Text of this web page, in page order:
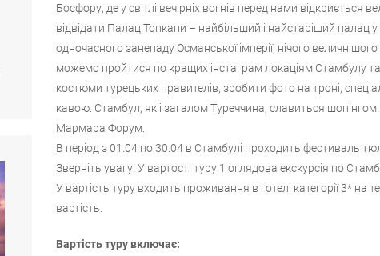
Босфору, де у світлі вечірніх вогнів перед нами
відвідати Палац Топкапи – найбільший і найстаріший палац
одночасного занепаду Османської імперії, нічого
можемо пройтися по кращих інстаграм локаціям Стамбулу
костюми турецьких правителів, зробити фото на троні,
кавою. Стамбул, як і загалом Туреччина, славиться
Мармара Форум.
В період з 01.04 по 30.04 в Стамбулі проходить фестиваль
Зверніть увагу! У вартості туру 1 оглядова екскурсія по
У вартість туру входить проживання в готелі категорії 3* на
вартість.
Вартість туру включає: